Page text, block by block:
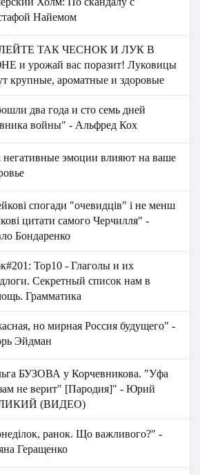
Найемом
ТАК ЧЕСНОК И ЛУК В
и урожай вас поразит! Луковицы
крупные, ароматные и здоровые
два года и сто семь дней
войны" - Альфред Кох
негативные эмоции влияют на ваше
спогади "очевидців" і не менш
цитати самого Черчилля" -
Бондаренко
Top10 - Глаголы и их
Секретный список нам в
Грамматика
но мирная Россия будущего" -
Эйдман
БУЗОВА у Корчевникова. "Уфа
не верит" [Пародия]" - Юрий
(ВИДЕО)
ранок. Що важливого?" -
Геращенко